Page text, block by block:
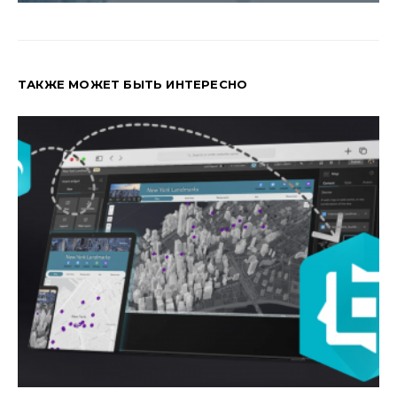
ТАКЖЕ МОЖЕТ БЫТЬ ИНТЕРЕСНО